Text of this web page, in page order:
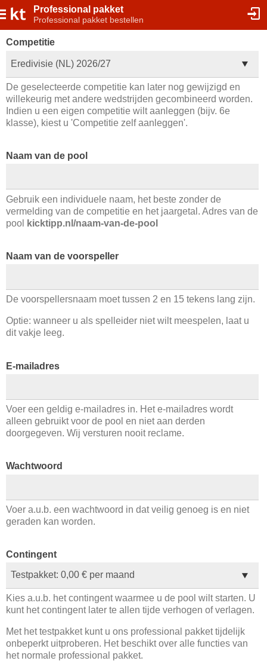
Professional pakket
Professional pakket bestellen
Competitie
Eredivisie (NL) 2026/27
De geselecteerde competitie kan later nog gewijzigd en
willekeurig met andere wedstrijden gecombineerd worden.
Indien u een eigen competitie wilt aanleggen (bijv. 6e
klasse), kiest u 'Competitie zelf aanleggen'.
Naam van de pool
Gebruik een individuele naam, het beste zonder de
vermelding van de competitie en het jaargetal. Adres van de
pool
kicktipp.nl/naam-van-de-pool
Naam van de voorspeller
De voorspellersnaam moet tussen 2 en 15 tekens lang zijn.
Optie: wanneer u als spelleider niet wilt meespelen, laat u
dit vakje leeg.
E-mailadres
Voer een geldig e-mailadres in. Het e-mailadres wordt
alleen gebruikt voor de pool en niet aan derden
doorgegeven. Wij versturen nooit reclame.
Wachtwoord
Voer a.u.b. een wachtwoord in dat veilig genoeg is en niet
geraden kan worden.
Contingent
Kies a.u.b. het contingent waarmee u de pool wilt starten. U
kunt het contingent later te allen tijde verhogen of verlagen.
Met het testpakket kunt u ons professional pakket tijdelijk
onbeperkt uitproberen. Het beschikt over alle functies van
het normale professional pakket.